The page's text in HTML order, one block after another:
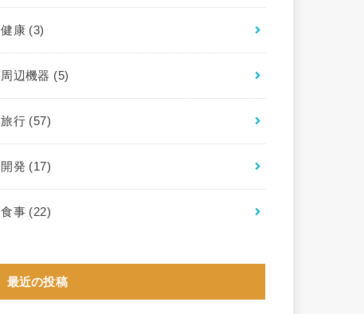
健康 (3)
周辺機器 (5)
旅行 (57)
開発 (17)
食事 (22)
最近の投稿